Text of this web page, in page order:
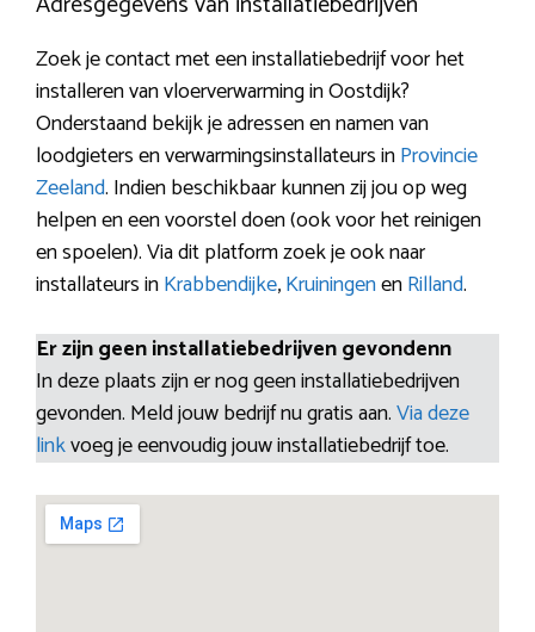
Zoek je contact met een installatiebedrijf voor het
installeren van vloerverwarming in Oostdijk?
Onderstaand bekijk je adressen en namen van
loodgieters en verwarmingsinstallateurs inProvincie
Zeeland. Indien beschikbaar kunnen zij jou op weg
helpen en een voorstel doen (ook voor het reinigen
en spoelen). Via dit platform zoek je ook naar
installateurs inKrabbendijke,KruiningenenRilland.
Er zijn geen installatiebedrijven gevondenn
In deze plaats zijn er nog geen installatiebedrijven
gevonden. Meld jouw bedrijf nu gratis aan.Via deze
linkvoeg je eenvoudig jouw installatiebedrijf toe.